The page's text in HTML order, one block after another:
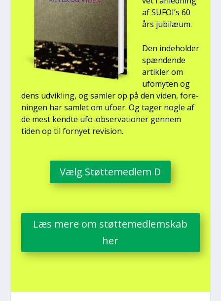
af SUFOI’s 60
års jubilæum.
Den inde­hol­der
spæn­den­de
artik­ler om
ufo­myten og
dens udvik­ling, og sam­ler op på den viden, for­e­
nin­gen har sam­let om ufo­er. Og tager nog­le af
de mest kend­te ufo-obser­va­tio­ner gen­nem
tiden op til for­ny­et revi­sion.
Vælg Støt­te­med­lem D
Læs mere om støt­te­med­lem­skab
her